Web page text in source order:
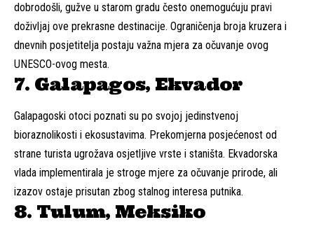
dobrodošli, gužve u starom gradu često onemogućuju pravi
doživljaj ove prekrasne destinacije. Ograničenja broja kruzera i
dnevnih posjetitelja postaju važna mjera za očuvanje ovog
UNESCO-ovog mesta.
7. Galapagos, Ekvador
Galapagoski otoci poznati su po svojoj jedinstvenoj
bioraznolikosti i ekosustavima. Prekomjerna posjećenost od
strane turista ugrožava osjetljive vrste i staništa. Ekvadorska
vlada implementirala je stroge mjere za očuvanje prirode, ali
izazov ostaje prisutan zbog stalnog interesa putnika.
8. Tulum, Meksiko